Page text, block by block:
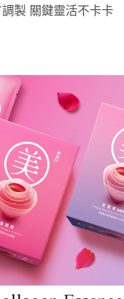
製 關鍵靈活不卡卡